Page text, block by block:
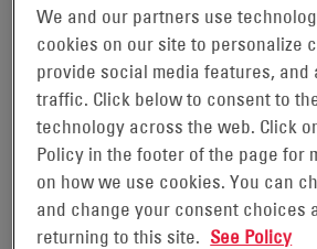
środowiskowych aspektów
korporacyjnej. EnerSys wspiera i
człowieka i uznaje, że częścią bycia
korporacyjnym jest poszanowanie praw
wchodzą w interakcje z Firmą i/lub
Nalegamy, aby wszyscy nasi partnerzy,
inni interesariusze stosowali i
kompleksowych standardów praw
niniejszej Polityce.
We and our partners use
cookies on our site to personalize
provide social media features, and
traffic. Click below to consent to
technology across the web. Click
Policy in the footer of the page for
on how we use cookies. You can
and change your consent choices
returning to this site. See Policy